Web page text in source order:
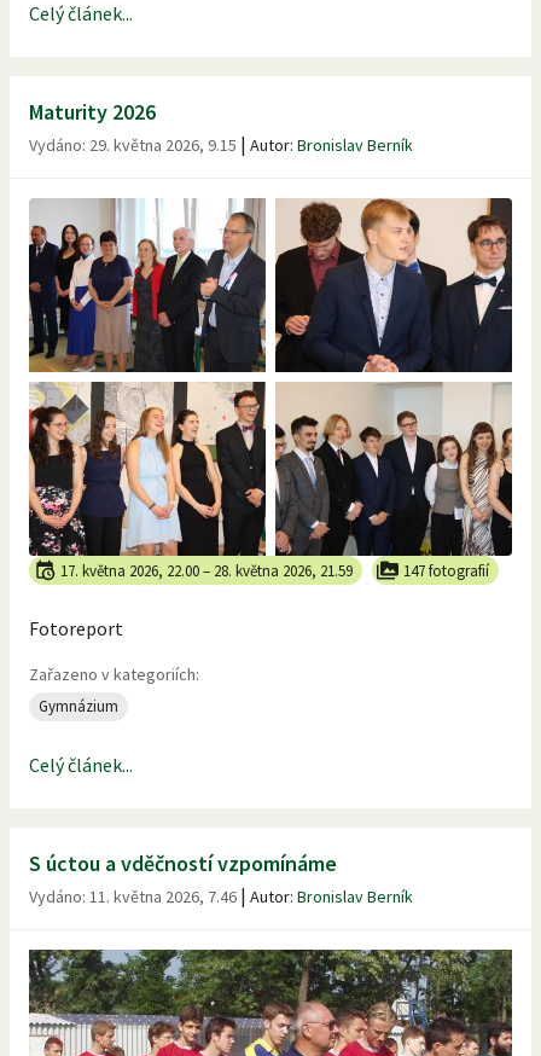
Celý článek...
Maturity 2026
Vydáno: 29. května 2026, 9.15 | Autor: Bronislav Berník
17. května 2026, 22.00– 28. května 2026, 21.59 147 fotografií
Fotoreport
Zařazeno v kategoriích:
Gymnázium
Celý článek...
S úctou a vděčností vzpomínáme
Vydáno: 11. května 2026, 7.46 | Autor: Bronislav Berník